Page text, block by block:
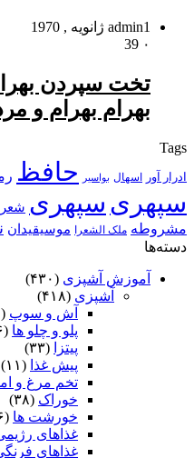
admin1 ژانویه , 1970
۰
تخت سپردن
بهرام بهرام و
Tags
ادرار آور اسهال بواسیر حافظ
سپهری سپهری شعر
مشروطه ملک الشعرا موسیقیدان
دسته‌ها
آموزش آشپزی (۴۳۰)
آشپزی (۴۱۸)
آش و سوپ (۲۹)
پلو و چلو ها (۳۶)
پیتزا
(۳۳)
پیش غذا (۱۱)
تخم مرغ و
خوراک (۳۸)
خورشت ها (۳۶)
غذاهای
غذاهای